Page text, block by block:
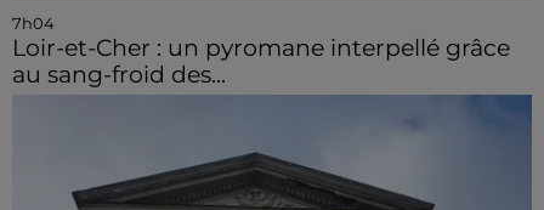
7h04
Loir-et-Cher : un pyromane interpellé grâce
au sang-froid des...